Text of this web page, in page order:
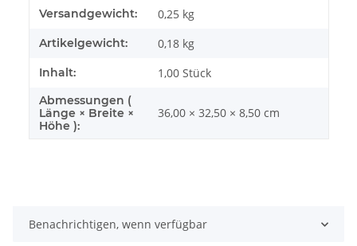
Produkteigenschaft
Wert
Versandgewicht: 0,25 kg
Artikelgewicht: 0,18 kg
Inhalt: 1,00 Stück
Abmessungen (
Länge × Breite ×
Höhe ):
36,00 × 32,50 × 8,50 cm
Benachrichtigen, wenn verfügbar